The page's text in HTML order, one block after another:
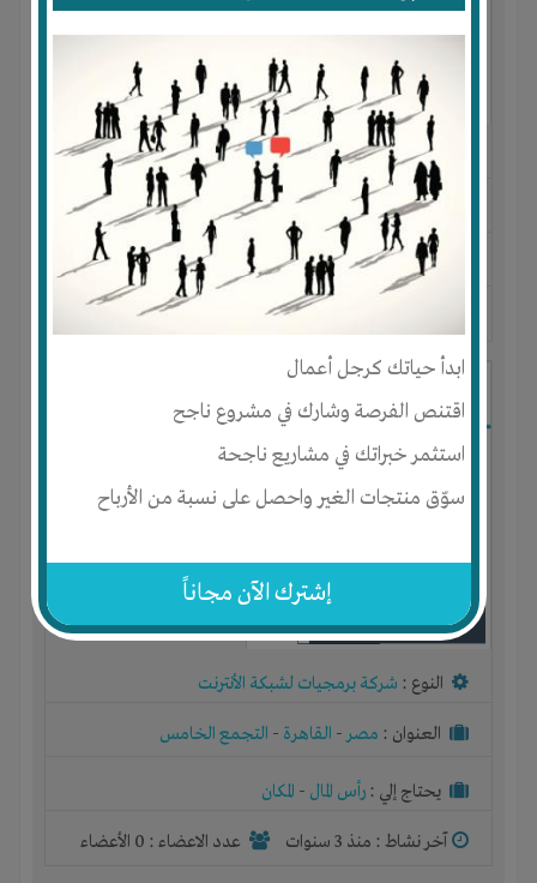
ابدأ حياتك كرجل أعمال
اقتنص الفرصة وشارك في مشروع ناجح
استثمر خبراتك في مشاريع ناجحة
سوّق منتجات الغير واحصل على نسبة من الأرباح
إشترك الآن مجاناً
النوع :الكيماويات المتنوعة ( الأسمدة ، المبيدات ، الزجاج )
العنوان :مصر- الإسكندرية-الاسكندرية
يحتاج إلي :رأس المال
عدد الاعضاء : 0 الأعضاء
النوع : شركة برمجيات لشبكة الأنترنت
العنوان : مصر- القاهرة - التجمع الخامس
يحتاج إلي : رأس المال - المكان
آخر نشاط : منذ 3 سنوات عدد الاعضاء : 0 الأعضاء